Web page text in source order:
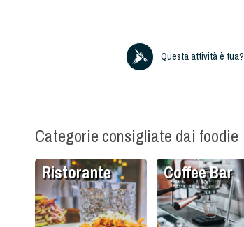
Questa attività è tua?
Categorie consigliate dai foodie
Ristorante Coffee Bar